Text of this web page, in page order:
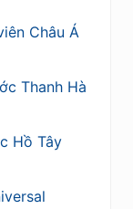
Châu Á
Thanh Hà
Hồ Tây